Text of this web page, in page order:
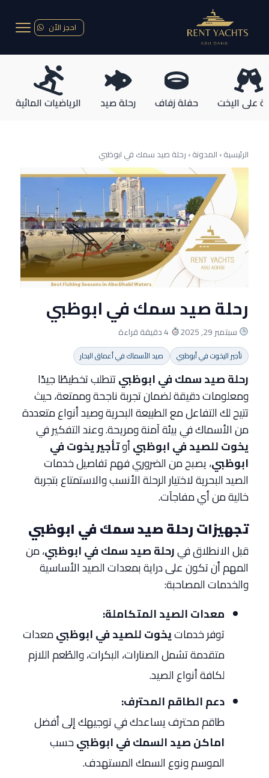
احجز الأن
على اليخت حفلة زفاف رحلة صيد الرياضيات المائية
الرئيسية › المدونة › رحلة صيد سمك في ابوظبي
رحلة صيد سمك في ابوظبي
سبتمبر 29, 2025
تأجير اليخوت في أبوظبي صيد الأسماك في أعماق البحار
رحلة صيد سمك في ابوظبيتتطلب تخطيطًا جيدًا
ومعلومات دقيقة لضمان تجربة ناجحة وممتعة، حيث
تتيح لك التفاعل مع الطبيعة البحرية وصيد أنواع متعددة
من الأسماك في بيئة آمنة ومريحة. وعند التفكير في
يخوت للصيد في ابوظبيأوتأجير يخوت في
ابوظبي، يصبح من الضروري فهم تفاصيل خدمات
الصيد البحرية لاختيار الرحلة الأنسب والاستمتاع بتجربة
خالية من أي مفاجآت.
تجهيزات رحلة صيد سمك في ابوظبي
قبل الانطلاق فيرحلة صيد سمك في ابوظبي، من
المهم أن تكون على دراية بمعدات الصيد الأساسية
والخدمات المصاحبة:
معدات الصيد المتكاملة:
توفر خدماتيخوت للصيد في ابوظبيمعدات
متقدمة تشمل الصنارات، البكرات، والطُعم اللازم
لكافة أنواع الصيد.
دعم الطاقم المحترف:
طاقم محترف يساعدك في توجيهك إلى أفضل
اماكن صيد السمك في ابوظبيحسب
الموسم ونوع السمك المستهدف.